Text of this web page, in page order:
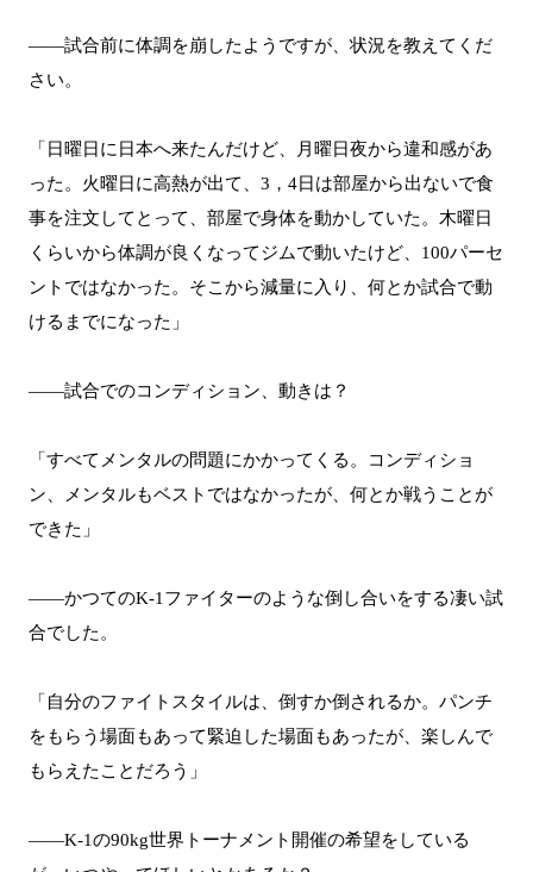
――試合前に体調を崩したようですが、状況を教えてくだ
さい。
「日曜日に日本へ来たんだけど、月曜日夜から違和感があ
った。火曜日に高熱が出て、3，4日は部屋から出ないで食
事を注文してとって、部屋で身体を動かしていた。木曜日
くらいから体調が良くなってジムで動いたけど、100パーセ
ントではなかった。そこから減量に入り、何とか試合で動
けるまでになった」
――試合でのコンディション、動きは？
「すべてメンタルの問題にかかってくる。コンディショ
ン、メンタルもベストではなかったが、何とか戦うことが
できた」
――かつてのK-1ファイターのような倒し合いをする凄い試
合でした。
「自分のファイトスタイルは、倒すか倒されるか。パンチ
をもらう場面もあって緊迫した場面もあったが、楽しんで
もらえたことだろう」
――K-1の90kg世界トーナメント開催の希望をしている